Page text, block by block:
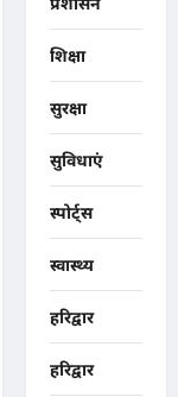
शिक्षा
सुरक्षा
सुविधाएं
स्पोर्ट्स
स्वास्थ्य
हरिद्वार
हरिद्वार